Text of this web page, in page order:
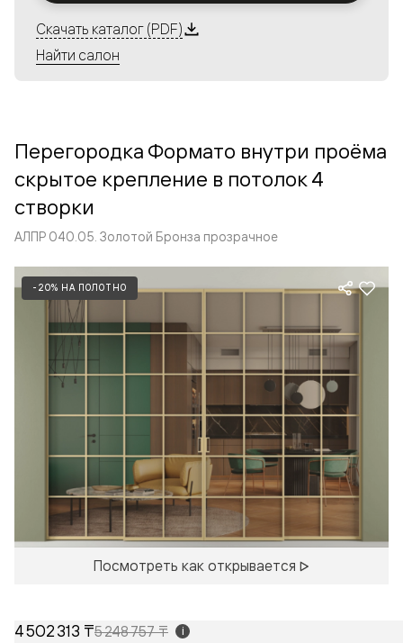
Алюминиевые перегородки имеют единый профиль
с алюминиевыми дверьми и легко сочетаются в одном
алюминиевых перегородок и дверей координируется
со стеновыми панелями Волховец.
Скачать каталог (PDF)
Найти салон
Перегородка Формато внутри проёма
скрытое крепление в потолок 4
створки
АЛПР 040.05. Золотой Бронза прозрачное
-20% НА ПОЛОТНО
Посмотреть как открывается
4 502 313 ₸5 248 757 ₸ i